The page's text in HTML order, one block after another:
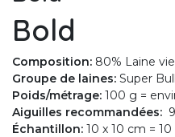
Bold
Composition: 80% Laine
Groupe de laines: Super
Poids/métrage: 100 g =
Aiguilles recommandées:
Échantillon: 10 x 10 cm =